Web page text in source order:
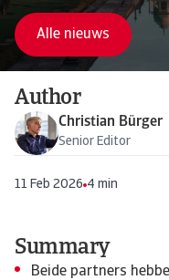
Alle nieuws
Author
Christian Bürger
Senior Editor
11 Feb 2026 4 min
Summary
Beide partners